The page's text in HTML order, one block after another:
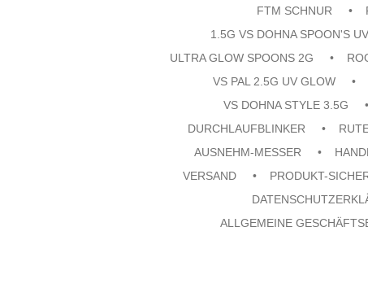
FTM SCHNUR
1.5G VS DOHNA SPOON'S
ULTRA GLOW SPOONS 2G
VS PAL 2.5G UV GLOW
VS DOHNA STYLE 3.5G
DURCHLAUFBLINKER
AUSNEHM-MESSER
VERSAND
PRODUKT-
ALLGEMEINE